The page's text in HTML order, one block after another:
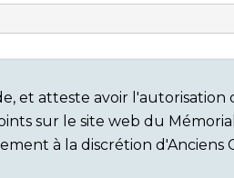
et atteste avoir l'autorisation
sur le site web du
à la discrétion d'Anciens